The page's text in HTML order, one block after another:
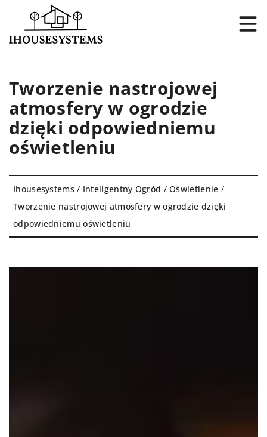
Tworzenie nastrojowej
atmosfery w ogrodzie
dzięki odpowiedniemu
oświetleniu
Ihousesystems / Inteligentny Ogród /Oświetlenie /
Tworzenie nastrojowej atmosfery w ogrodzie dzięki
odpowiedniemu oświetleniu